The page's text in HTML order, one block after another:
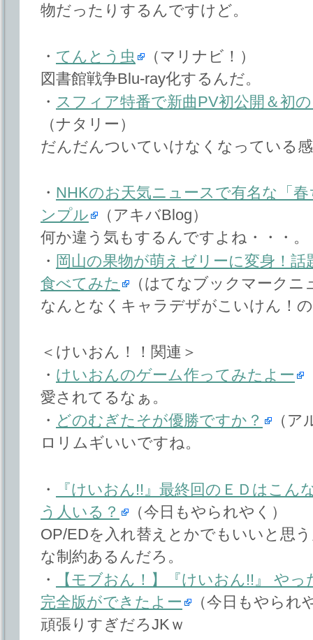
物だったりするんですけど。
・ てんとう虫
（マリナビ！）
図書館戦争Blu-ray化するんだ。
・ スフィア特番で新曲PV初公開＆初
（ナタリー）
だんだんついていけなくなっている
・ NHKのお天気ニュースで有名な「
ンプル
（アキバBlog）
何か違う気もするんですよね・・・。
・ 岡山の果物が萌えゼリーに変身！
食べてみた
（はてなブックマークニ
なんとなくキャラデザがこいけん！
＜けいおん！！関連＞
・ けいおんのゲーム作ってみたよー
愛されてるなぁ。
・ どのむぎたそが優勝ですか？
（
ロリムギいいですね。
・
『けいおん!!』最終回のＥＤはこん
う人いる？
（今日もやられやく）
OP/EDを入れ替えとかでもいいと思
な制約あるんだろ。
・
【モブおん！】『けいおん!!』 や
完全版ができたよー
（今日もやられ
頑張りすぎだろJKｗ